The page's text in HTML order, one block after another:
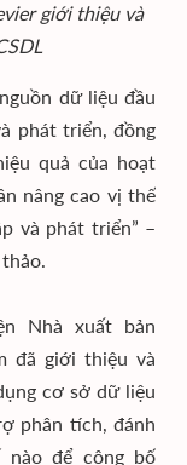
giới thiệu và
dữ liệu đầu
phát triển, đồng
quả của hoạt
nâng cao vị thế
và phát triển” –
Nhà xuất bản
đã giới thiệu và
cơ sở dữ liệu
phân tích, đánh
nào để công bố